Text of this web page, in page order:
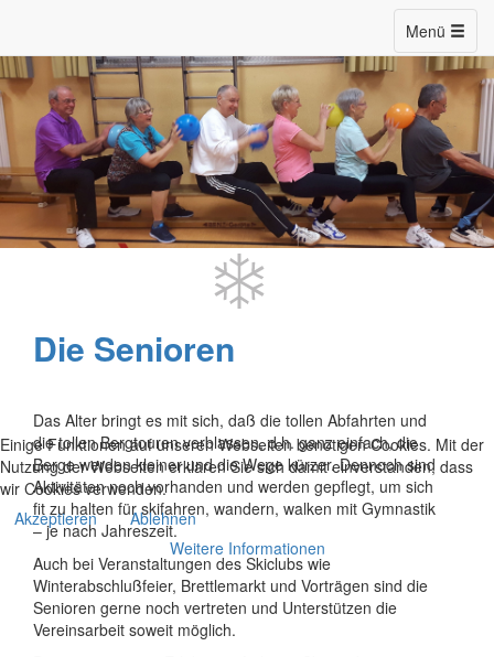
Menü
Die Senioren
Das Alter bringt es mit sich, daß die tollen Abfahrten und
die tollen Bergtouren verblassen, d.h. ganz einfach, die
Berge werden kleiner und die Wege kürzer. Dennoch sind
Aktivitäten noch vorhanden und werden gepflegt, um sich
fit zu halten für skifahren, wandern, walken mit Gymnastik
– je nach Jahreszeit.
Auch bei Veranstaltungen des Skiclubs wie
Winterabschlußfeier, Brettlemarkt und Vorträgen sind die
Senioren gerne noch vertreten und Unterstützen die
Vereinsarbeit soweit möglich.
Einige Funktionen auf unseren Webseiten benötigen Cookies. Mit der
Nutzung der Webseiten erklären Sie sich damit einverstanden, dass
wir Cookies verwenden.
Akzeptieren
Ablehnen
Weitere Informationen